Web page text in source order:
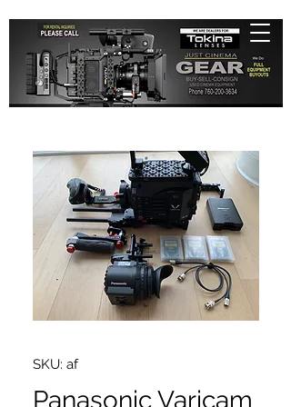
SKU: af
Panasonic Varicam